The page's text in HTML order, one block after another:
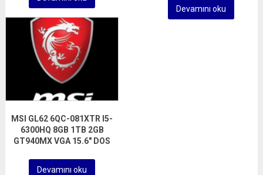
Devamını oku
MSI GL62 6QC-081XTR I5-
6300HQ 8GB 1TB 2GB
GT940MX VGA 15.6″ DOS
Devamını oku